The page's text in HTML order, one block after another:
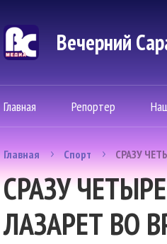
Вечерний
Главная Репортер
Главная Спорт СРАЗУ
СРАЗУ
ЛАЗАРЕТ ВО